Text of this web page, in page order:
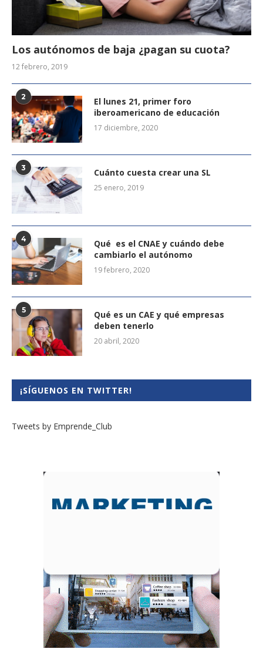
Los autónomos de baja ¿pagan su cuota?
12 febrero, 2019
2
El lunes 21, primer foro
iberoamericano de educación
17 diciembre, 2020
3 Cuánto cuesta crear una SL
25 enero, 2019
4
Qué es el CNAE y cuándo debe
cambiarlo el autónomo
19 febrero, 2020
5
Qué es un CAE y qué empresas
deben tenerlo
20 abril, 2020
¡SÍGUENOS EN TWITTER!
Tweets by Emprende_Club